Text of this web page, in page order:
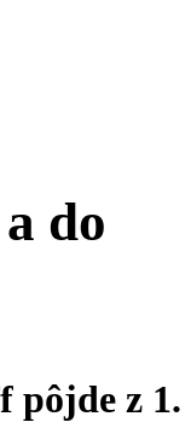
do
pôjde z 1.